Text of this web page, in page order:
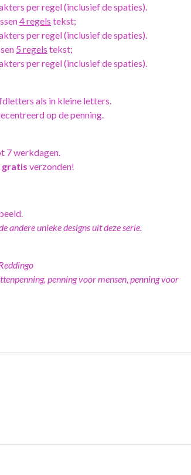
per regel (inclusief de spaties).
4 regels tekst;
per regel (inclusief de spaties).
5 regels tekst;
per regel (inclusief de spaties).
als in kleine letters.
op de penning.
7 werkdagen.
gratis verzonden!
andere unieke designs uit deze serie.
penning voor mensen, penning voor